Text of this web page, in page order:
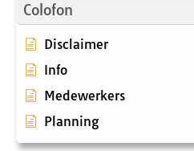
Colofon
Disclaimer
Info
Medewerkers
Planning